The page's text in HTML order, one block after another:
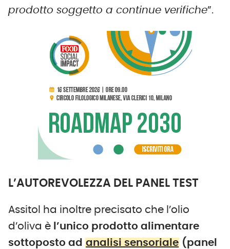
prodotto soggetto a continue verifiche”.
L’AUTOREVOLEZZA DEL PANEL TEST
Assitol ha inoltre precisato che l’olio
d’oliva è l’unico prodotto alimentare
sottoposto ad analisi sensoriale (panel